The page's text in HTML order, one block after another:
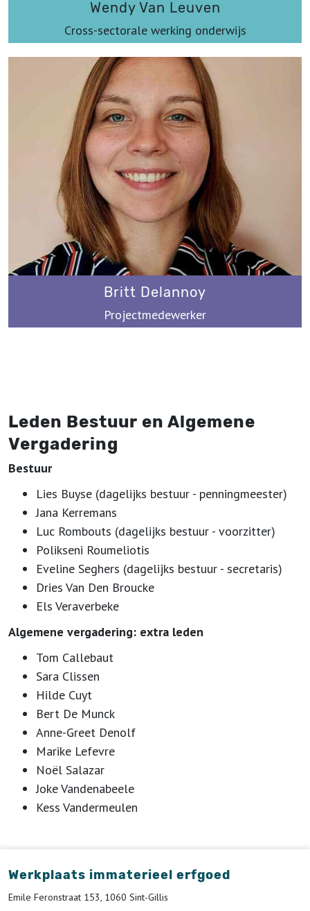
Wendy Van Leuven
Cross-sectorale werking onderwijs
wendy@werkplaatsimmaterieelerfgoed.be
Britt Delannoy
Projectmedewerker
Leden Bestuur en Algemene
Vergadering
Bestuur
Lies Buyse (dagelijks bestuur - penningmeester)
Jana Kerremans
Luc Rombouts (dagelijks bestuur - voorzitter)
Polikseni Roumeliotis
Eveline Seghers (dagelijks bestuur - secretaris)
Dries Van Den Broucke
Els Veraverbeke
Algemene vergadering: extra leden
Tom Callebaut
Sara Clissen
Hilde Cuyt
Bert De Munck
Anne-Greet Denolf
Marike Lefevre
Noël Salazar
Joke Vandenabeele
Kess Vandermeulen
Werkplaats immaterieel erfgoed
Emile Feronstraat 153, 1060 Sint-Gillis